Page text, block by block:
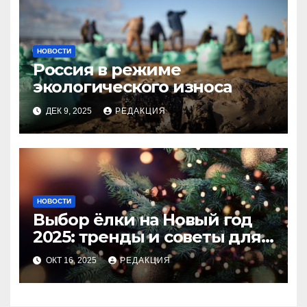
НОВОСТИ
Россия в режиме
экологического износа
ДЕК 9, 2025 РЕДАКЦИЯ
НОВОСТИ
Выбор ёлки на Новый год
2025: тренды и советы для
идеального праздника
ОКТ 16, 2025 РЕДАКЦИЯ